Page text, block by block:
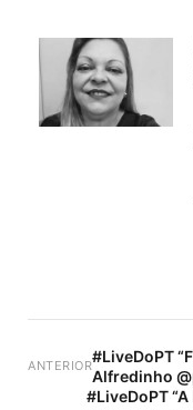
ANTERIOR#LiveDoPT
Alfredinho
#LiveDoPT